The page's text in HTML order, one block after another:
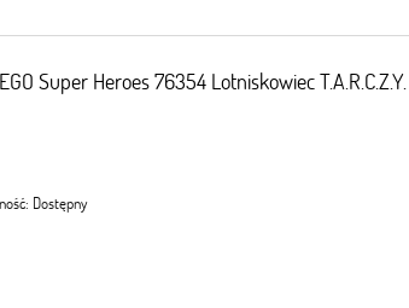
Super Heroes 76354 Lotniskowiec T.A.R.C.Z.Y.
Dostępny